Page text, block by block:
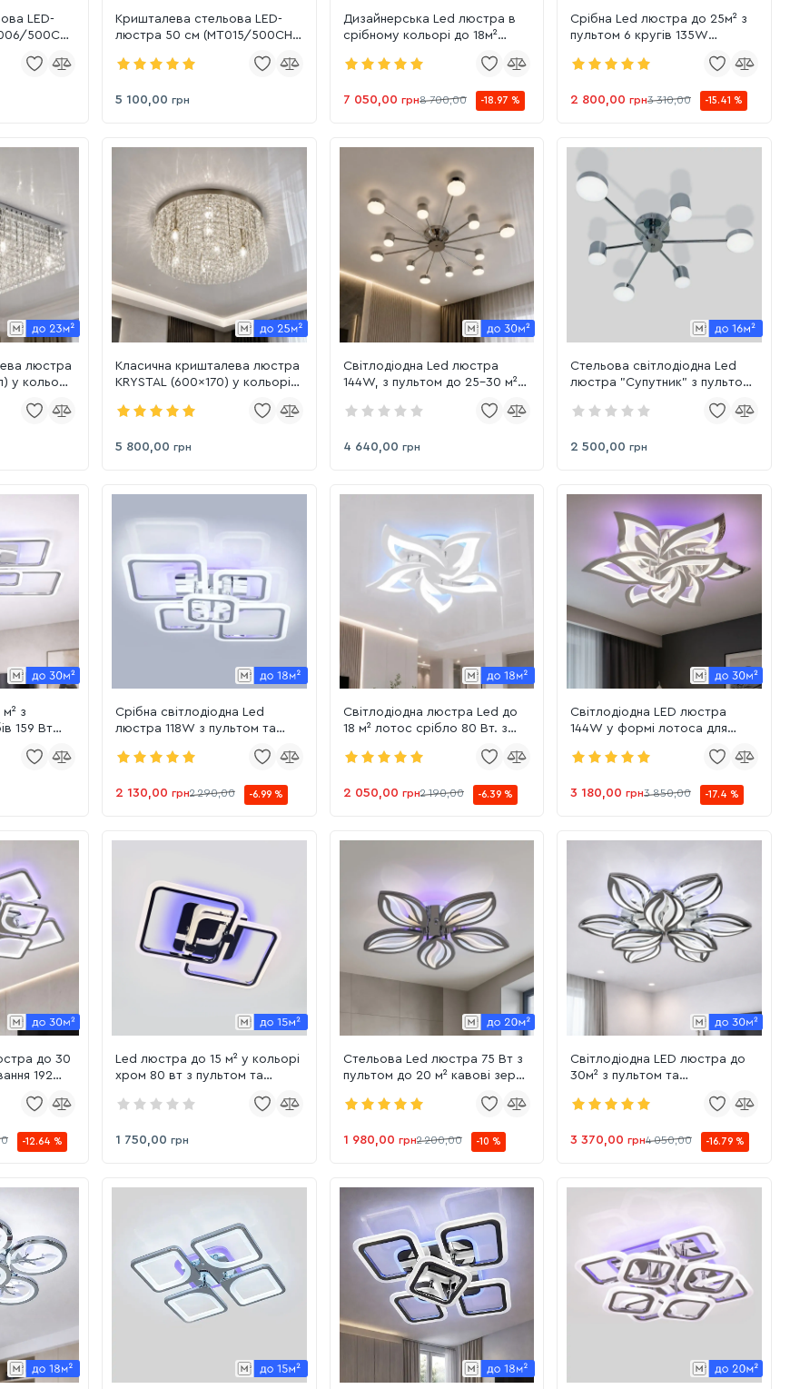
LED-
500CH
Кришталева стельова LED-
люстра 50 см (MT015/500CH
5 100,00 грн
Дизайнерська Led люстра в
срібному кольорі до 18м²
7 050,00 грн8 700,00 -18.97 %
Срібна Led люстра до 25м² з
пультом 6 кругів 135W
2 800,00 грн3 310,00 -15.41 %
люстра
у кольорі
Класична кришталева люстра
KRYSTAL (600x170) у кольорі
5 800,00 грн
Світлодіодна Led люстра
144W, з пультом до 25-30 м²
CR
4 640,00 грн
Стельова світлодіодна Led
люстра "Супутник" з пультом
2 500,00 грн
з
159 Вт
Срібна світлодіодна Led
люстра 118W з пультом та
2 130,00 грн2 290,00 -6.99 %
Світлодіодна люстра Led до
18 м² лотос срібло 80 Вт. з
2 050,00 грн2 190,00 -6.39 %
Світлодіодна LED люстра
144W у формі лотоса для
пульт (1181/6+3 HR)
3 180,00 грн3 850,00 -17.4 %
до 30
192
-12.64 %
Led люстра до 15 м² у кольорі
хром 80 вт з пультом та
1 750,00 грн
Стельова Led люстра 75 Вт з
пультом до 20 м² кавові зерна
1 980,00 грн2 200,00 -10 %
Світлодіодна LED люстра до
30м² з пультом та
3 370,00 грн4 050,00 -16.79 %